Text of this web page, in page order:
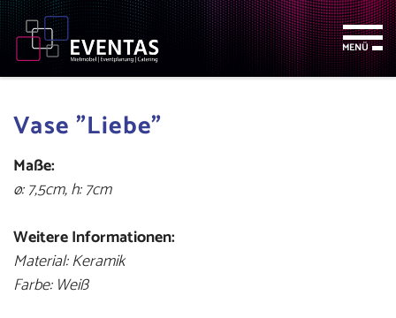
Seitenbereiche:
Zum
Inhalt
Zur
Hauptnavigation
Zur
Footernavigation
MENÜ
Vase "Liebe"
Maße:
ø: 7,5cm, h: 7cm
Weitere Informationen:
Material: Keramik
Farbe: Weiß